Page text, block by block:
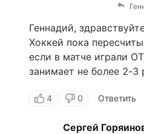
Геннадий,
Хоккей пока
если в матче играли
занимает не более 2-3
4 0 Ответить
Сергей